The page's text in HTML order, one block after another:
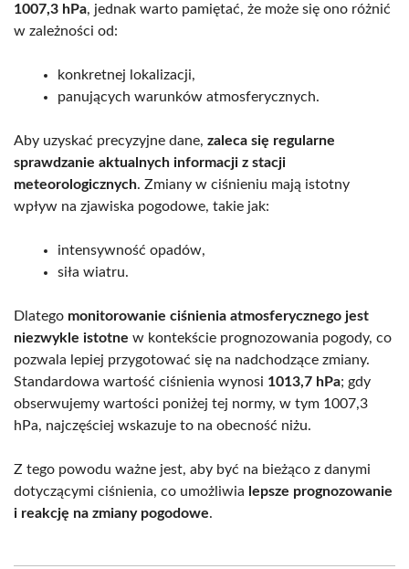
1007,3 hPa, jednak warto pamiętać, że może się ono różnić
w zależności od:
konkretnej lokalizacji,
panujących warunków atmosferycznych.
Aby uzyskać precyzyjne dane, zaleca się regularne
sprawdzanie aktualnych informacji z stacji
meteorologicznych. Zmiany w ciśnieniu mają istotny
wpływ na zjawiska pogodowe, takie jak:
intensywność opadów,
siła wiatru.
Dlatego monitorowanie ciśnienia atmosferycznego jest
niezwykle istotne w kontekście prognozowania pogody, co
pozwala lepiej przygotować się na nadchodzące zmiany.
Standardowa wartość ciśnienia wynosi 1013,7 hPa; gdy
obserwujemy wartości poniżej tej normy, w tym 1007,3
hPa, najczęściej wskazuje to na obecność niżu.
Z tego powodu ważne jest, aby być na bieżąco z danymi
dotyczącymi ciśnienia, co umożliwia lepsze prognozowanie
i reakcję na zmiany pogodowe.